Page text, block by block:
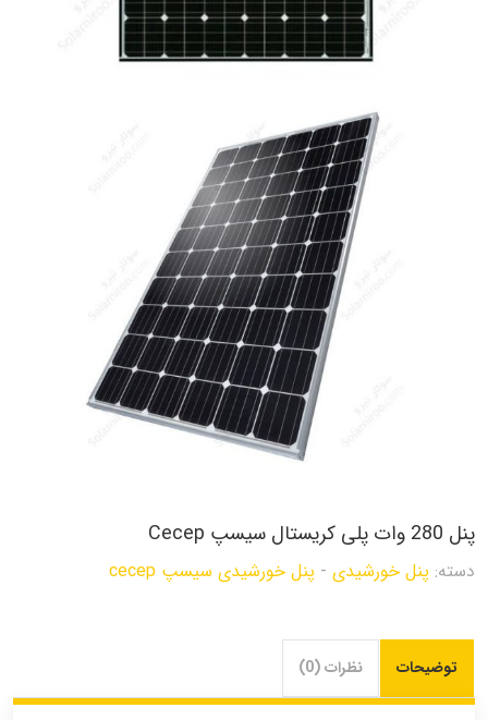
پنل 280 وات پلی کریستال سیسپ Cecep
دسته: پنل خورشیدی - پنل خورشیدی سیسپ cecep
توضیحات نظرات (0)